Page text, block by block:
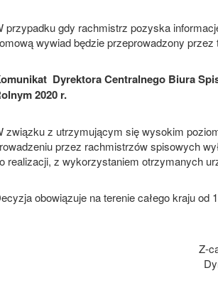
przypadku gdy rachmistrz pozyska
wywiad będzie przeprowadzony przez
Dyrektora Centralnego Biura
2020 r.
związku z utrzymującym się wysokim
przez rachmistrzów spisowych
realizacji, z wykorzystaniem otrzymanych
obowiązuje na terenie całego kraju od
Z-